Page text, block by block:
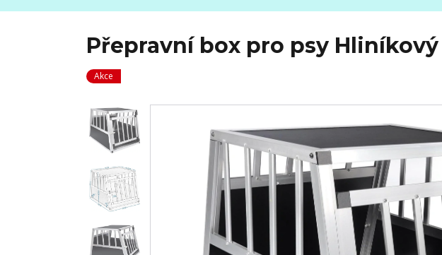
Přepravní box pro psy Hliníkový
Akce